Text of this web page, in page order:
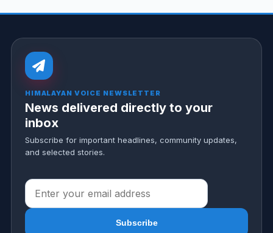
HIMALAYAN VOICE NEWSLETTER
News delivered directly to your
inbox
Subscribe for important headlines, community updates,
and selected stories.